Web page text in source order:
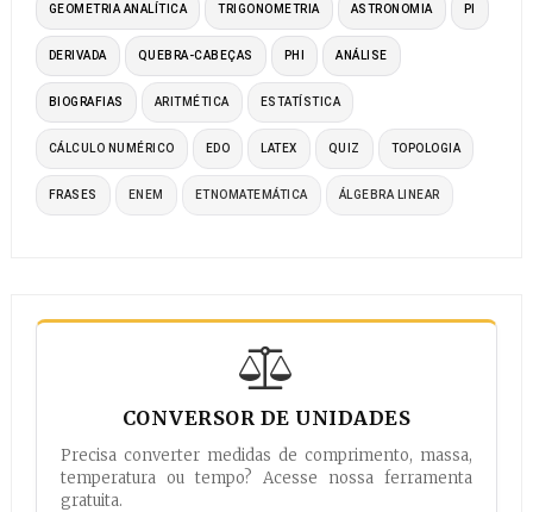
GEOMETRIA ANALÍTICA TRIGONOMETRIA ASTRONOMIA PI
DERIVADA QUEBRA-CABEÇAS PHI ANÁLISE
BIOGRAFIAS ARITMÉTICA ESTATÍSTICA
CÁLCULO NUMÉRICO EDO LATEX QUIZ TOPOLOGIA
FRASES ENEM ETNOMATEMÁTICA ÁLGEBRA LINEAR
CONVERSOR DE UNIDADES
Precisa converter medidas de comprimento, massa,
temperatura ou tempo? Acesse nossa ferramenta
gratuita.